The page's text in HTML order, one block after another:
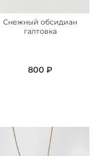
Снежный обсидиан
галтовка
800 ₽